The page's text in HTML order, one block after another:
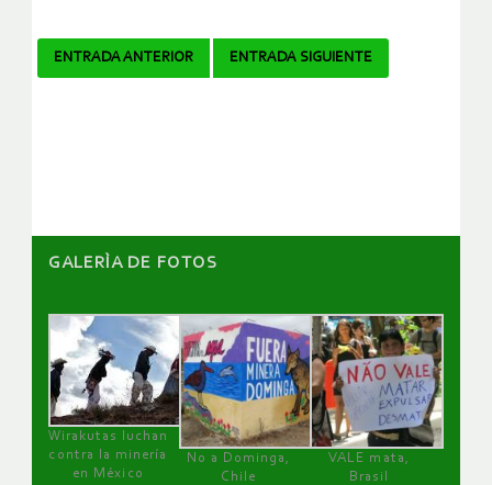
Navegador
ENTRADA ANTERIOR ENTRADA SIGUIENTE
GALERÌA DE FOTOS
Wirakutas luchan
contra la minería
en México
No a Dominga,
Chile
VALE mata,
Brasil